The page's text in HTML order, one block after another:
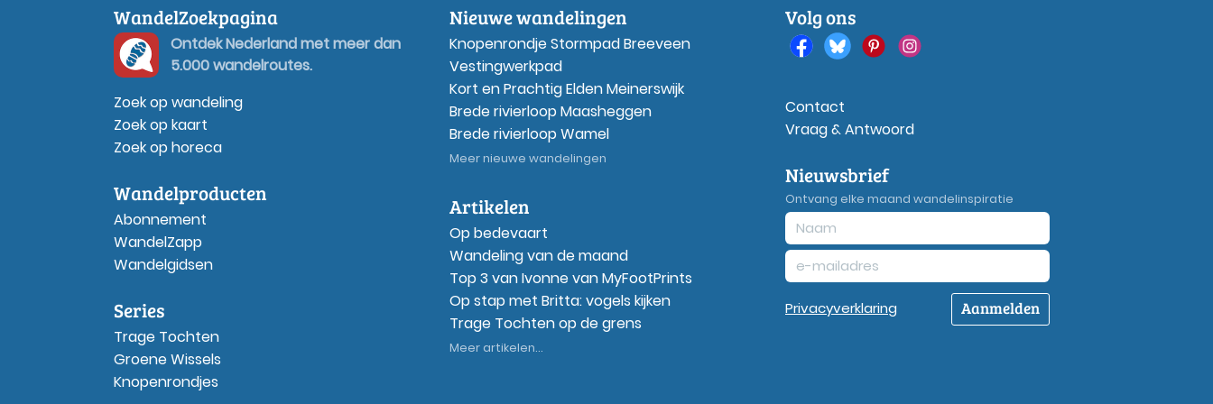
WandelZoekpagina
Ontdek Nederland met meer dan
5.000 wandelroutes.
Zoek op wandeling
Zoek op kaart
Zoek op horeca
Wandelproducten
Abonnement
WandelZapp
Wandelgidsen
Series
Trage Tochten
Groene Wissels
Knopenrondjes
Nieuwe wandelingen
Knopenrondje Stormpad Breeveen
Vestingwerkpad
Kort en Prachtig Elden Meinerswijk
Brede rivierloop Maasheggen
Brede rivierloop Wamel
Meer nieuwe wandelingen
Artikelen
Op bedevaart
Wandeling van de maand
Top 3 van Ivonne van MyFootPrints
Op stap met Britta: vogels kijken
Trage Tochten op de grens
Meer artikelen...
Volg ons
Contact
Vraag & Antwoord
Nieuwsbrief
Ontvang elke maand wandelinspiratie
Privacyverklaring Aanmelden